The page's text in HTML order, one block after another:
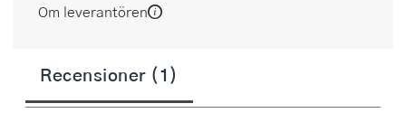
Om leverantören
Recensioner (1)